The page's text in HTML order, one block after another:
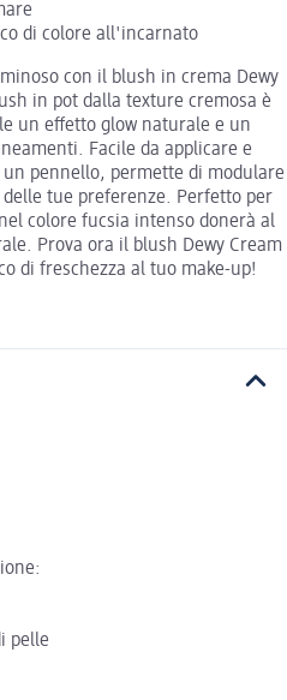
di colore all'incarnato
con il blush in crema Dewy
in pot dalla texture cremosa è
un effetto glow naturale e un
Facile da applicare e
pennello, permette di modulare
tue preferenze. Perfetto per
colore fucsia intenso donerà al
Prova ora il blush Dewy Cream
di freschezza al tuo make-up!
pelle